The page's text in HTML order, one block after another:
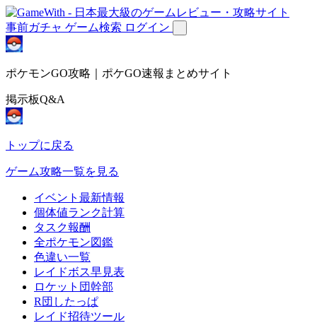
事前ガチャ ゲーム検索 ログイン
ポケモンGO攻略｜ポケGO速報まとめサイト
掲示板Q&A
トップに戻る
ゲーム攻略一覧を見る
イベント最新情報
個体値ランク計算
タスク報酬
全ポケモン図鑑
色違い一覧
レイドボス早見表
ロケット団幹部
R団したっぱ
レイド招待ツール